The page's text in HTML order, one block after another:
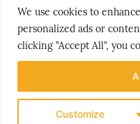
We use cookies to
personalized ads or
clicking "Accept All", you
Customize